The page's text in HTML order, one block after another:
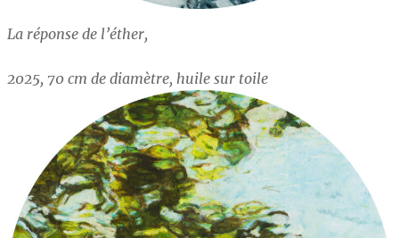
La réponse de l’éther,
2025, 70 cm de diamètre, huile sur toile